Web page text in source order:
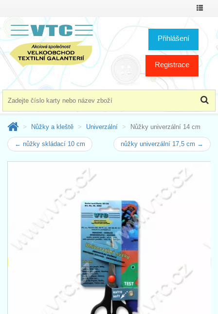
Přihlášení
Registrace
Nůžky a kleště Univerzální Nůžky univerzální 14 cm
← nůžky skládací 10 cm nůžky univerzální 17,5 cm →